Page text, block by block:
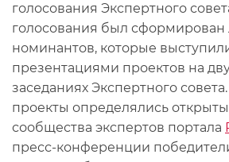
голосования Экспертного
голосования был сформирован
номинантов, которые
презентациями проектов на
заседаниях Экспертного
проекты определялись
сообщества экспертов портала
пресс-конференции